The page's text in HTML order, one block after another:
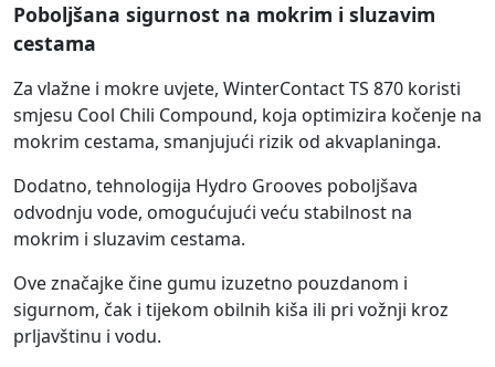
Poboljšana sigurnost na mokrim i sluzavim
cestama
Za vlažne i mokre uvjete, WinterContact TS 870 koristi
smjesu Cool Chili Compound, koja optimizira kočenje na
mokrim cestama, smanjujući rizik od akvaplaninga.
Dodatno, tehnologija Hydro Grooves poboljšava
odvodnju vode, omogućujući veću stabilnost na
mokrim i sluzavim cestama.
Ove značajke čine gumu izuzetno pouzdanom i
sigurnom, čak i tijekom obilnih kiša ili pri vožnji kroz
prljavštinu i vodu.